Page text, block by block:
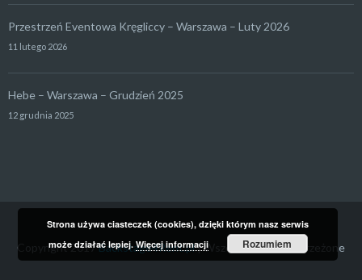
Przestrzeń Eventowa Kręgliccy – Warszawa – Luty 2026
11 lutego 2026
Hebe – Warszawa – Grudzień 2025
12 grudnia 2025
Copyright 2017Backstage4Rent.pl| Wszelkie prawa zastrzeżone
Strona używa ciasteczek (cookies), dzięki którym nasz serwis
może działać lepiej.Więcej informacji Rozumiem